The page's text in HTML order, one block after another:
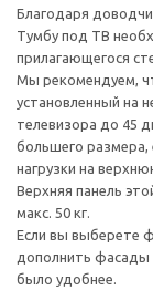
Благодаря
Тумбу под ТВ
прилагающегося
Мы рекомендуем,
установленный на
телевизора до 45
большего размера,
нагрузки на
Верхняя панель
макс. 50 кг.
Если вы выберете
дополнить
было удобнее.